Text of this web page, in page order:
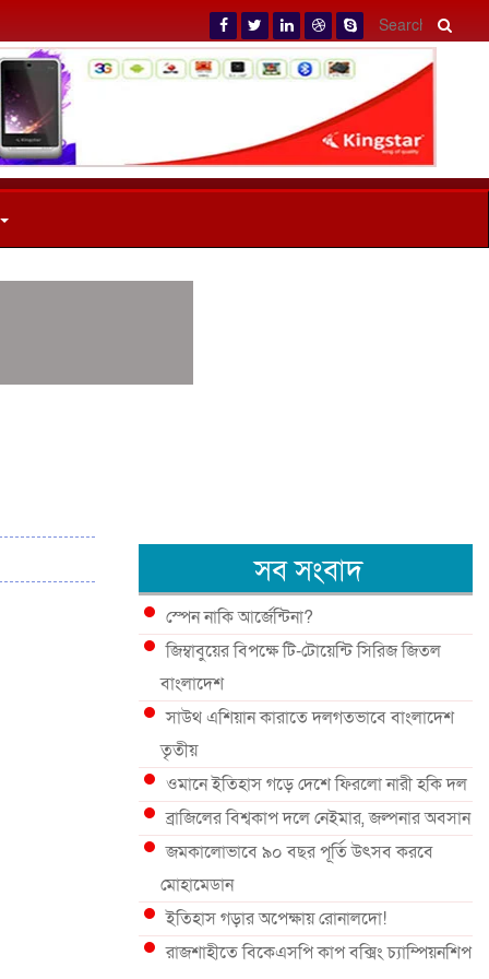
সব সংবাদ
স্পেন নাকি আর্জেন্টিনা?
জিম্বাবুয়ের বিপক্ষে টি-টোয়েন্টি সিরিজ জিতল
বাংলাদেশ
সাউথ এশিয়ান কারাতে দলগতভাবে বাংলাদেশ
তৃতীয়
ওমানে ইতিহাস গড়ে দেশে ফিরলো নারী হকি দল
ব্রাজিলের বিশ্বকাপ দলে নেইমার, জল্পনার অবসান
জমকালোভাবে ৯০ বছর পূর্তি উৎসব করবে
মোহামেডান
ইতিহাস গড়ার অপেক্ষায় রোনালদো!
রাজশাহীতে বিকেএসপি কাপ বক্সিং চ্যাম্পিয়নশিপ